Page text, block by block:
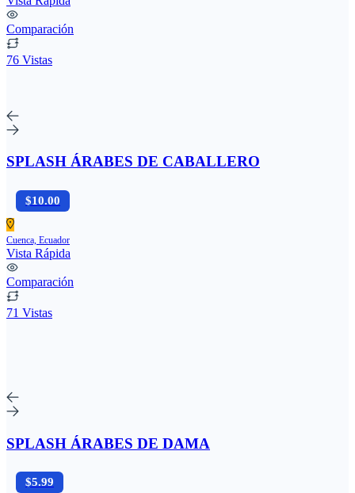
Comparación
76 Vistas
SPLASH ÁRABES DE CABALLERO
$10.00
Cuenca, Ecuador
Vista Rápida
Comparación
71 Vistas
SPLASH ÁRABES DE DAMA
$5.99